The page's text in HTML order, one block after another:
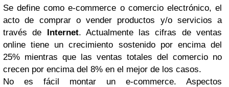
Se define como e-commerce o comercio electrónico, el
acto de comprar o vender productos y/o servicios a
través de Internet. Actualmente las cifras de ventas
online tiene un crecimiento sostenido por encima del
25% mientras que las ventas totales del comercio no
crecen por encima del 8% en el mejor de los casos.
No es fácil montar un e-commerce. Aspectos